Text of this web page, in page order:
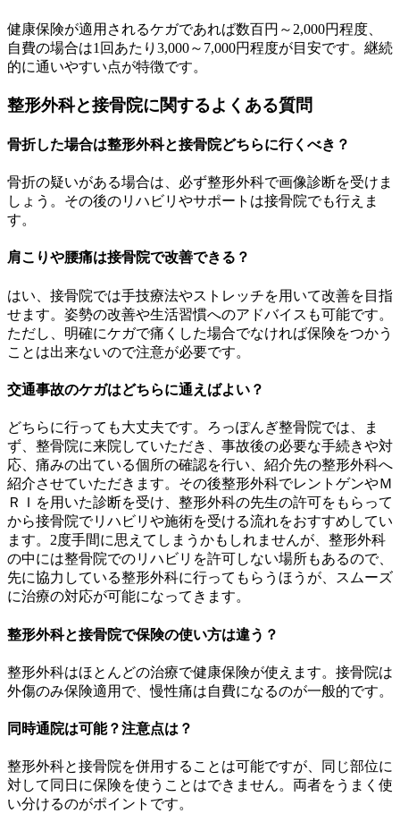
健康保険が適用されるケガであれば数百円～2,000円程度、
自費の場合は1回あたり3,000～7,000円程度が目安です。継続
的に通いやすい点が特徴です。
整形外科と接骨院に関するよくある質問
骨折した場合は整形外科と接骨院どちらに行くべき？
骨折の疑いがある場合は、必ず整形外科で画像診断を受けま
しょう。その後のリハビリやサポートは接骨院でも行えま
す。
肩こりや腰痛は接骨院で改善できる？
はい、接骨院では手技療法やストレッチを用いて改善を目指
せます。姿勢の改善や生活習慣へのアドバイスも可能です。
ただし、明確にケガで痛くした場合でなければ保険をつかう
ことは出来ないので注意が必要です。
交通事故のケガはどちらに通えばよい？
どちらに行っても大丈夫です。ろっぽんぎ整骨院では、ま
ず、整骨院に来院していただき、事故後の必要な手続きや対
応、痛みの出ている個所の確認を行い、紹介先の整形外科へ
紹介させていただきます。その後整形外科でレントゲンやＭ
ＲＩを用いた診断を受け、整形外科の先生の許可をもらって
から接骨院でリハビリや施術を受ける流れをおすすめしてい
ます。2度手間に思えてしまうかもしれませんが、整形外科
の中には整骨院でのリハビリを許可しない場所もあるので、
先に協力している整形外科に行ってもらうほうが、スムーズ
に治療の対応が可能になってきます。
整形外科と接骨院で保険の使い方は違う？
整形外科はほとんどの治療で健康保険が使えます。接骨院は
外傷のみ保険適用で、慢性痛は自費になるのが一般的です。
同時通院は可能？注意点は？
整形外科と接骨院を併用することは可能ですが、同じ部位に
対して同日に保険を使うことはできません。両者をうまく使
い分けるのがポイントです。